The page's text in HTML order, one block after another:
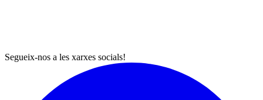
Segueix-nos a les xarxes socials!